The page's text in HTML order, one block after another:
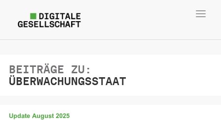
BEITRÄGE ZU:
ÜBERWACHUNGSSTAAT
Update August 2025